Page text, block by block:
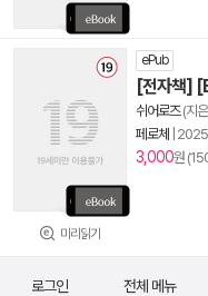
미리읽기
ePub
[전자책]
쉬어로즈(지
페로체
3,000원
로그인 전체 메뉴